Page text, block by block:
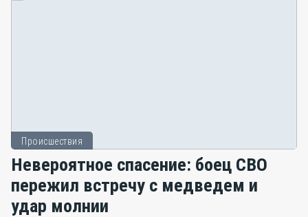
Происшествия
Невероятное спасение: боец СВО
пережил встречу с медведем и
удар молнии